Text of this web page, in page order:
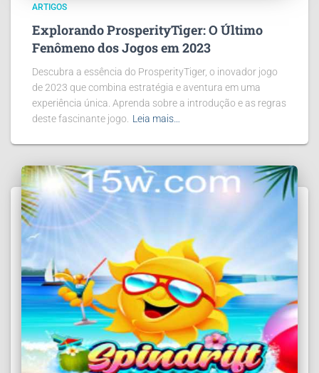
ARTIGOS
Explorando ProsperityTiger: O Último
Fenômeno dos Jogos em 2023
Descubra a essência do ProsperityTiger, o inovador jogo
de 2023 que combina estratégia e aventura em uma
experiência única. Aprenda sobre a introdução e as regras
deste fascinante jogo.
Leia mais…